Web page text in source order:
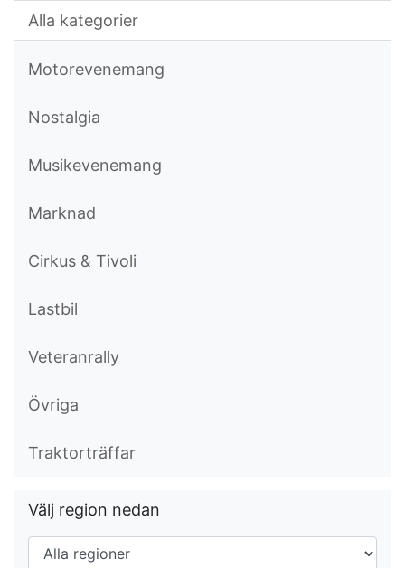
Alla kategorier
Motorevenemang
Nostalgia
Musikevenemang
Marknad
Cirkus & Tivoli
Lastbil
Veteranrally
Övriga
Traktorträffar
Välj region nedan